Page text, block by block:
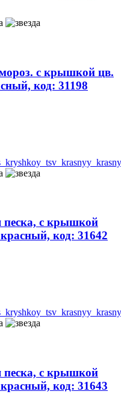
с крышкой цв.
код: 31198
песка, с крышкой
код: 31642
песка, с крышкой
код: 31643